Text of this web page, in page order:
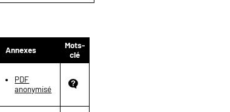
Annexes
Mots-
clé
PDF
anonymisé